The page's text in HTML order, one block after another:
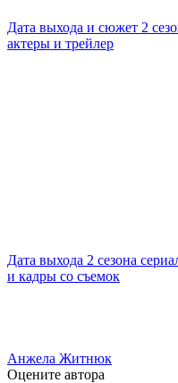
Дата выхода и сюжет 2
актеры и трейлер
Дата выхода 2 сезона
и кадры со съемок
Анжела Житнюк
Оцените автора